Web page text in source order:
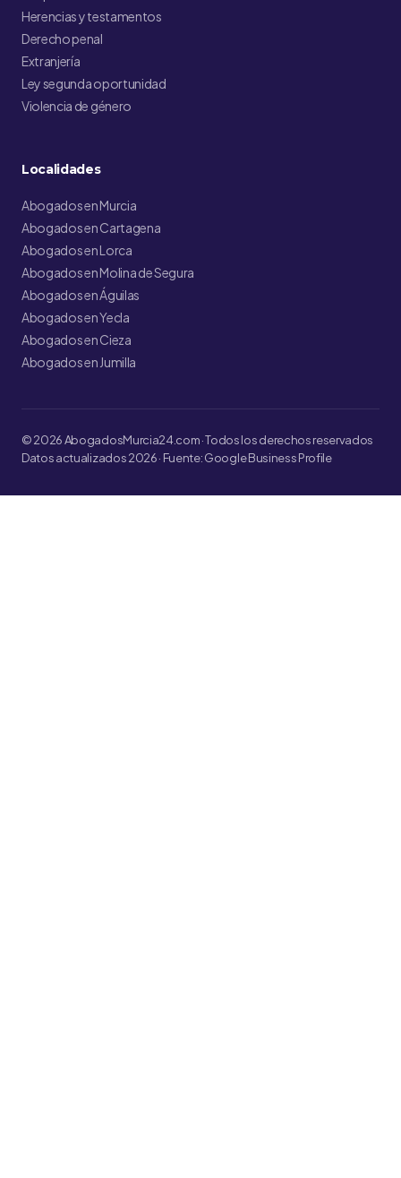
Herencias y testamentos
Derecho penal
Extranjería
Ley segunda oportunidad
Violencia de género
Localidades
Abogados en Murcia
Abogados en Cartagena
Abogados en Lorca
Abogados en Molina de Segura
Abogados en Águilas
Abogados en Yecla
Abogados en Cieza
Abogados en Jumilla
© 2026 AbogadosMurcia24.com · Todos los derechos reservados
Datos actualizados 2026 · Fuente: Google Business Profile